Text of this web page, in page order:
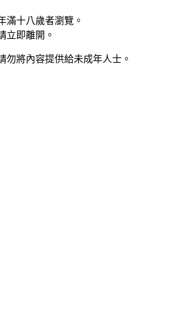
滿十八歲者瀏覽。
立即離開。
勿將內容提供給未成年人士。